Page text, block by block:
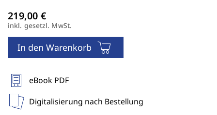
inkl. gesetzl. MwSt.
In den Warenkorb
eBook PDF
Digitalisierung nach Bestellung